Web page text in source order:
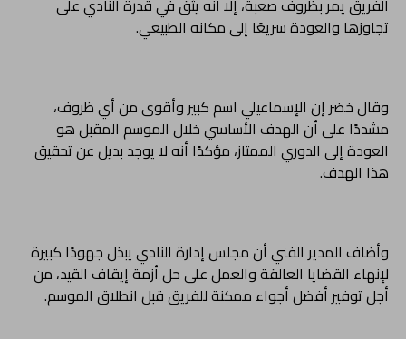
تجاوزها والعودة سريعًا إلى مكانه الطبيعي.
وقال خضر إن الإسماعيلي اسم كبير وأقوى من أي ظروف،
مشددًا على أن الهدف الأساسي خلال الموسم المقبل هو
العودة إلى الدوري الممتاز، مؤكدًا أنه لا يوجد بديل عن تحقيق
هذا الهدف.
وأضاف المدير الفني أن مجلس إدارة النادي يبذل جهودًا كبيرة
لإنهاء القضايا العالقة والعمل على حل أزمة إيقاف القيد، من
أجل توفير أفضل أجواء ممكنة للفريق قبل انطلاق الموسم.